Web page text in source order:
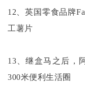
12、英国零食品牌
工薯片
13、继盒马之后，
300米便利生活圈